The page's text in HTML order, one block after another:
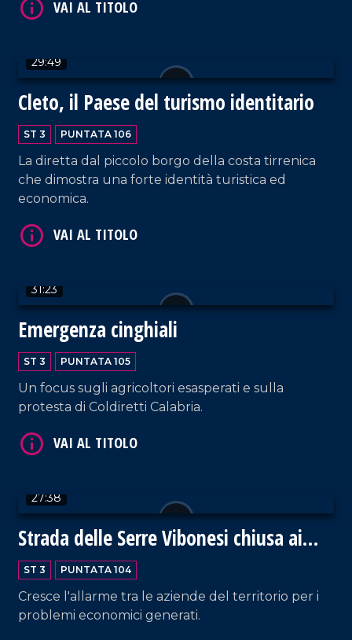
29:49
Cleto, il Paese del turismo identitario
ST 3 PUNTATA 106
La diretta dal piccolo borgo della costa tirrenica
che dimostra una forte identità turistica ed
economica.
31:23
Emergenza cinghiali
ST 3 PUNTATA 105
Un focus sugli agricoltori esasperati e sulla
protesta di Coldiretti Calabria.
27:38
Strada delle Serre Vibonesi chiusa ai
mezzi pesanti
ST 3 PUNTATA 104
Cresce l'allarme tra le aziende del territorio per i
problemi economici generati.
VAI AL TITOLO
VAI AL TITOLO
VAI AL TITOLO